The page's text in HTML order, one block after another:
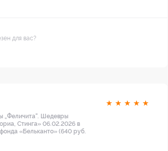
для вас?
★ ★ ★ ★ ★
„Феличита“. Шедевры
Стинга» 06.02.2026 в
«Бельканто» (640 руб.